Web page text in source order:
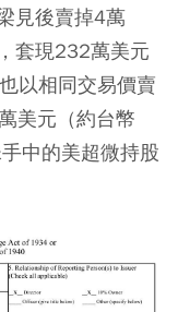
見後賣掉4萬
套現232萬美元
以相同交易價賣
美元（約台幣
中的美超微持股